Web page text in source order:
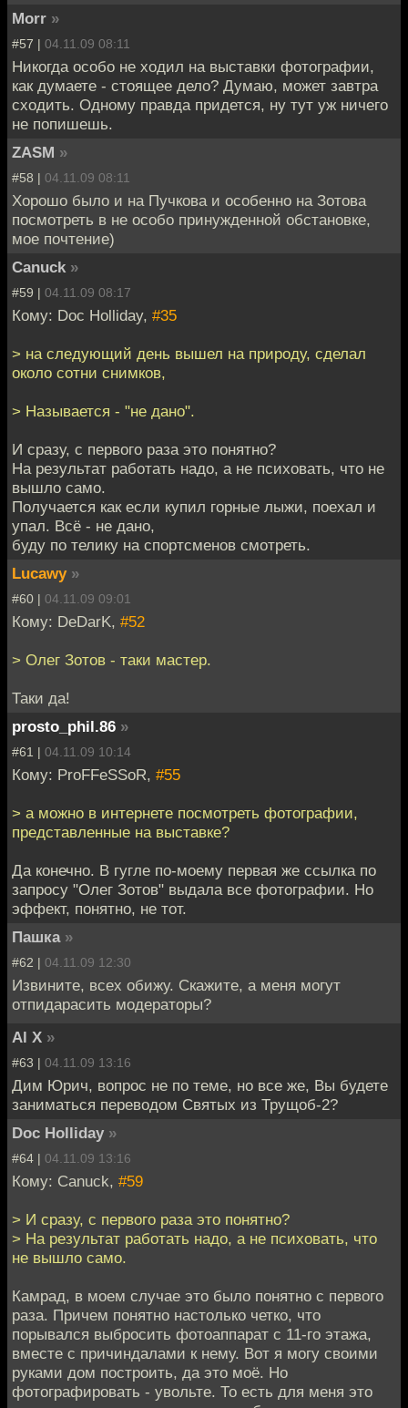
Morr »
#57 | 04.11.09 08:11
Никогда особо не ходил на выставки фотографии,
как думаете - стоящее дело? Думаю, может завтра
сходить. Одному правда придется, ну тут уж ничего
не попишешь.
ZASM »
#58 | 04.11.09 08:11
Хорошо было и на Пучкова и особенно на Зотова
посмотреть в не особо принужденной обстановке,
мое почтение)
Canuck »
#59 | 04.11.09 08:17
Кому: Doc Holliday, #35
> на следующий день вышел на природу, сделал
около сотни снимков,
> Называется - "не дано".
И сразу, с первого раза это понятно?
На результат работать надо, а не психовать, что не
вышло само.
Получается как если купил горные лыжи, поехал и
упал. Всё - не дано,
буду по телику на спортсменов смотреть.
Lucawy »
#60 | 04.11.09 09:01
Кому: DeDarK, #52
> Олег Зотов - таки мастер.
Таки да!
prosto_phil.86 »
#61 | 04.11.09 10:14
Кому: ProFFeSSoR, #55
> а можно в интернете посмотреть фотографии,
представленные на выставке?
Да конечно. В гугле по-моему первая же ссылка по
запросу "Олег Зотов" выдала все фотографии. Но
эффект, понятно, не тот.
Пашка »
#62 | 04.11.09 12:30
Извините, всех обижу. Скажите, а меня могут
отпидарасить модераторы?
Al X »
#63 | 04.11.09 13:16
Дим Юрич, вопрос не по теме, но все же, Вы будете
заниматься переводом Святых из Трущоб-2?
Doc Holliday »
#64 | 04.11.09 13:16
Кому: Canuck, #59
> И сразу, с первого раза это понятно?
> На результат работать надо, а не психовать, что
не вышло само.
Камрад, в моем случае это было понятно с первого
раза. Причем понятно настолько четко, что
порывался выбросить фотоаппарат с 11-го этажа,
вместе с причиндалами к нему. Вот я могу своими
руками дом построить, да это моё. Но
фотографировать - увольте. То есть для меня это